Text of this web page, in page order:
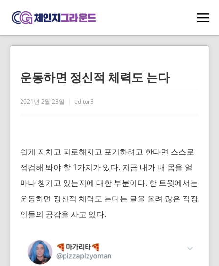
운동하면 정신적 체력도 는다
2021년 2월 23일 editor3
쉽게 지치고 피로해지고 포기하려고 한다면 스스로
점검해 봐야 할 1가지가 있다. 지금 내가 내 몸을 얼
마나 챙기고 있는지에 대한 부분이다. 한 트윗에서는
운동하면 정신적 체력도 는다는 글을 올려 많은 직장
인들의 공감을 사고 있다.